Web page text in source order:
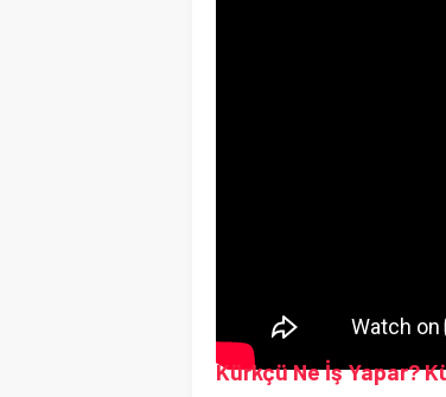
Kürkçü Ne İş Yapar?